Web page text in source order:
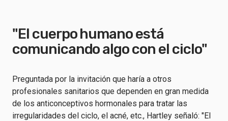
"El cuerpo humano está
comunicando algo con el ciclo"
Preguntada por la invitación que haría a otros
profesionales sanitarios que dependen en gran medida
de los anticonceptivos hormonales para tratar las
irregularidades del ciclo, el acné, etc., Hartley señaló: "El